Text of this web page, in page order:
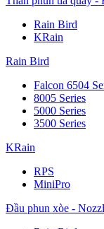
Rain Bird
KRain
Rain Bird
Falcon 6504
8005 Series
5000 Series
3500 Series
KRain
RPS
MiniPro
Đầu phun xòe -